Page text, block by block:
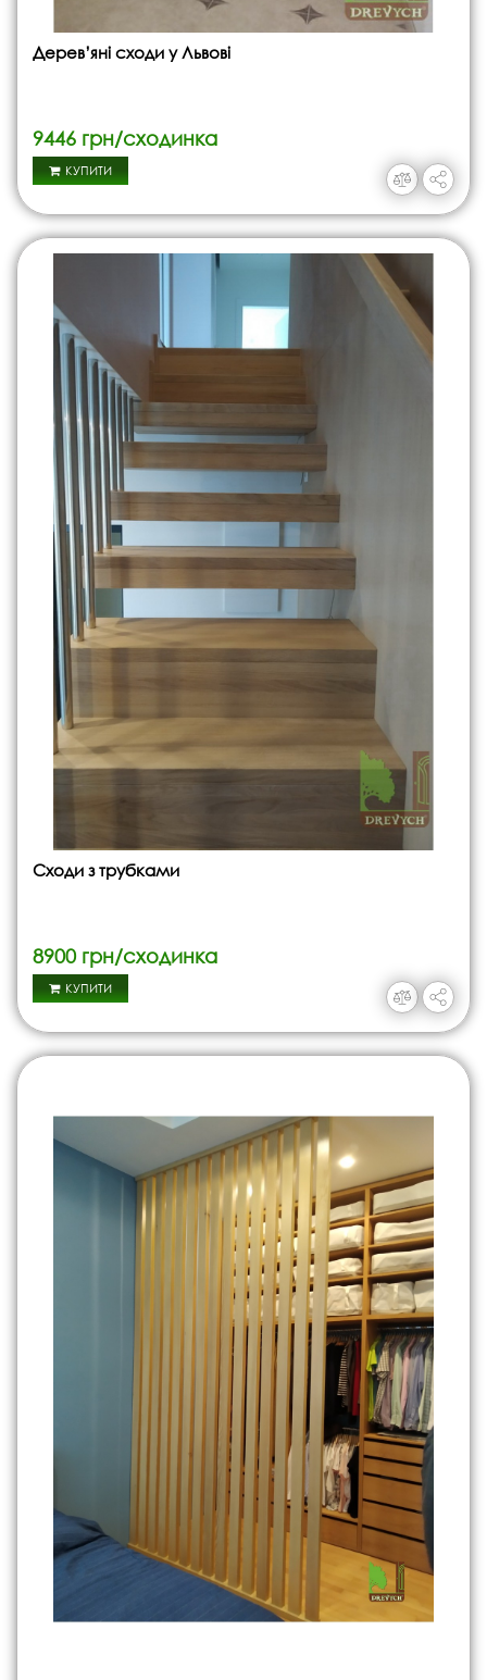
Дерев’яні сходи у Львові
9446 грн/сходинка
КУПИТИ
Сходи з трубками
8900 грн/сходинка
КУПИТИ